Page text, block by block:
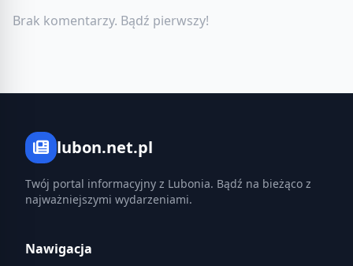
Brak komentarzy. Bądź pierwszy!
lubon.net.pl
Twój portal informacyjny z Lubonia. Bądź na bieżąco z
najważniejszymi wydarzeniami.
Nawigacja